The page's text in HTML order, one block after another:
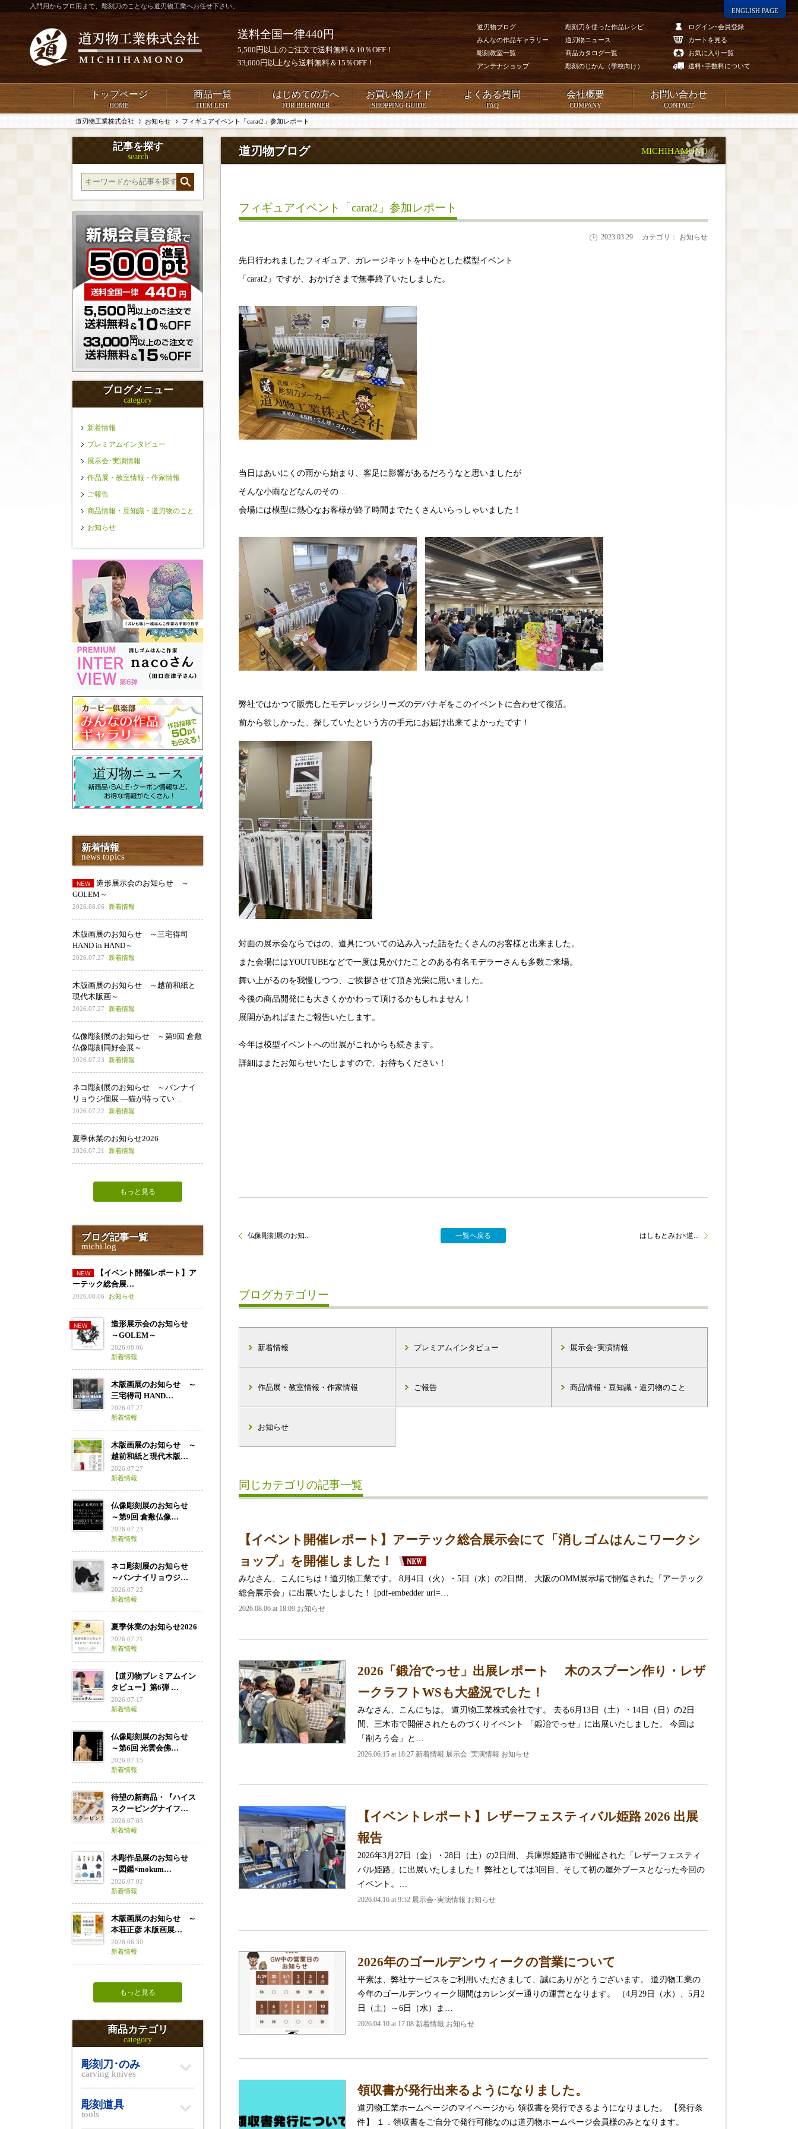
入門用からプロ用まで、彫刻刀のことなら道刃物工業へお任せ下さい。
送料全国一律440円
5,500円以上のご注文で送料無料＆10％OFF！
33,000円以上なら送料無料＆15％OFF！
道刃物ブログ
みんなの作品ギャラリー
彫刻教室一覧
アンテナショップ
彫刻刀を使った作品レシピ
道刃物ニュース
商品カタログ一覧
彫刻のじかん（学校向け）
ログイン･会員登録
カートを見る
お気に入り一覧
送料･手数料について
ENGLISH PAGE
トップページ
HOME
商品一覧
ITEM LIST
はじめての方へ
FOR BEGINNER
お買い物ガイド
SHOPPING GUIDE
よくある質問
FAQ
会社概要
COMPANY
お問い合わせ
CONTACT
道刃物工業株式会社 お知らせ フィギュアイベント「carat2」参加レポート
道刃物ブログ MICHIHAMONO
フィギュアイベント「carat2」参加レポート
2023.03.29 カテゴリ： お知らせ
先日行われましたフィギュア、ガレージキットを中心とした模型イベント
「carat2」ですが、おかげさまで無事終了いたしました。
当日はあいにくの雨から始まり、客足に影響があるだろうなと思いましたが
そんな小雨などなんのその…
会場には模型に熱心なお客様が終了時間までたくさんいらっしゃいました！
弊社ではかつて販売したモデレッジシリーズのデバナギをこのイベントに合わせて復活。
前から欲しかった、探していたという方の手元にお届け出来てよかったです！
対面の展示会ならではの、道具についての込み入った話をたくさんのお客様と出来ました。
また会場にはYOUTUBEなどで一度は見かけたことのある有名モデラーさんも多数ご来場。
舞い上がるのを我慢しつつ、ご挨拶させて頂き光栄に思いました。
今後の商品開発にも大きくかかわって頂けるかもしれません！
展開があればまたご報告いたします。
今年は模型イベントへの出展がこれからも続きます。
詳細はまたお知らせいたしますので、お待ちください！
仏像彫刻展のお知... 一覧へ戻る はしもとみお×道...
ブログカテゴリー
新着情報 プレミアムインタビュー 展示会･実演情報
作品展・教室情報・作家情報 ご報告 商品情報・豆知識・道刃物のこと
お知らせ
同じカテゴリの記事一覧
【イベント開催レポート】アーテック総合展示会にて「消しゴムはんこワークシ
ョップ」を開催しました！
みなさん、こんにちは！道刃物工業です。 8月4日（火）・5日（水）の2日間、 大阪のOMM展示場で開催された「アーテック
総合展示会」に出展いたしました！ [pdf-embedder url=…
2026.08.06 at 18:09 お知らせ
2026「鍛冶でっせ」出展レポート 木のスプーン作り・レザ
ークラフトWSも大盛況でした！
みなさん、こんにちは。 道刃物工業株式会社です。 去る6月13日（土）・14日（日）の2日
間、三木市で開催されたものづくりイベント 「鍛冶でっせ」に出展いたしました。 今回は
「削ろう会」と…
2026.06.15 at 18:27 新着情報 展示会･実演情報 お知らせ
【イベントレポート】レザーフェスティバル姫路 2026 出展
報告
2026年3月27日（金）・28日（土）の2日間、 兵庫県姫路市で開催された「レザーフェスティ
バル姫路」に出展いたしました！ 弊社としては3回目、そして初の屋外ブースとなった今回の
イベント。…
2026.04.16 at 9:52 展示会･実演情報 お知らせ
2026年のゴールデンウィークの営業について
平素は、弊社サービスをご利用いただきまして、誠にありがとうございます。 道刃物工業の
今年のゴールデンウィーク期間はカレンダー通りの運営となります。 （4月29日（水）、5月2
日（土）～6日（水）ま…
2026.04.10 at 17:08 新着情報 お知らせ
領収書が発行出来るようになりました。
道刃物工業ホームページのマイページから 領収書を発行できるようになりました。 【発行条
件】 １．領収書をご自分で発行可能なのは道刃物ホームページ会員様のみとなります。
記事を探す
search
ブログメニュー
category
新着情報
プレミアムインタビュー
展示会･実演情報
作品展・教室情報・作家情報
ご報告
商品情報・豆知識・道刃物のこと
お知らせ
新着情報
news topics
造形展示会のお知らせ ～
GOLEM～
2026.08.06 新着情報
木版画展のお知らせ ～三宅得司
HAND in HAND～
2026.07.27 新着情報
木版画展のお知らせ ～越前和紙と
現代木版画～
2026.07.27 新着情報
仏像彫刻展のお知らせ ～第9回 倉敷
仏像彫刻同好会展～
2026.07.23 新着情報
ネコ彫刻展のお知らせ ～バンナイ
リョウジ個展 ―猫が待ってい…
2026.07.22 新着情報
夏季休業のお知らせ2026
2026.07.21 新着情報
もっと見る
ブログ記事一覧
michi log
【イベント開催レポート】ア
ーテック総合展…
2026.08.06 お知らせ
造形展示会のお知らせ
～GOLEM～
2026.08.06
新着情報
木版画展のお知らせ ～
三宅得司 HAND…
2026.07.27
新着情報
木版画展のお知らせ ～
越前和紙と現代木版…
2026.07.27
新着情報
仏像彫刻展のお知らせ
～第9回 倉敷仏像…
2026.07.23
新着情報
ネコ彫刻展のお知らせ
～バンナイリョウジ…
2026.07.22
新着情報
夏季休業のお知らせ2026
2026.07.21
新着情報
【道刃物プレミアムイン
タビュー】第6弾 …
2026.07.17
新着情報
仏像彫刻展のお知らせ
～第6回 光雲会佛…
2026.07.15
新着情報
待望の新商品・『ハイス
スクーピングナイフ…
2026.07.03
新着情報
木彫作品展のお知らせ
～図鑑×mokum…
2026.07.02
新着情報
木版画展のお知らせ ～
本荘正彦 木版画展…
2026.06.30
新着情報
もっと見る
商品カテゴリ
category
彫刻刀･のみ
carving knives
彫刻道具
tools